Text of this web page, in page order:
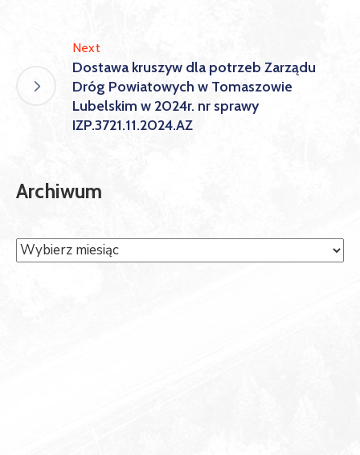
Next
Dostawa kruszyw dla potrzeb Zarządu
Dróg Powiatowych w Tomaszowie
Lubelskim w 2024r. nr sprawy
IZP.3721.11.2024.AZ
Archiwum